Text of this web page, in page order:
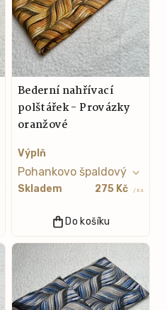
Bederní nahřívací
polštářek - Provázky
oranžové
Výplň
Skladem 275 Kč / ks
Do košíku